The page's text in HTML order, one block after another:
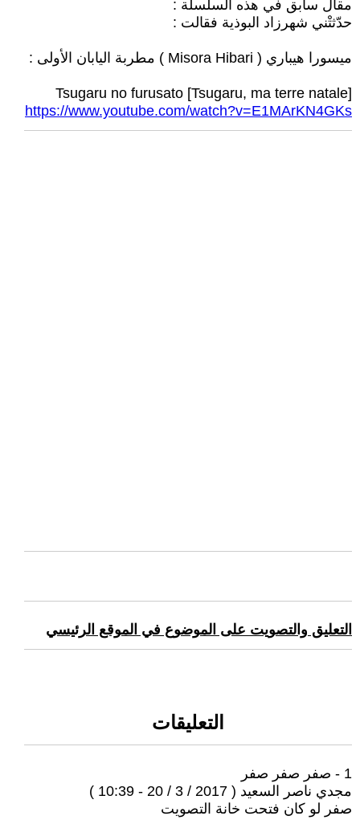
مقال سابق في هذه السلسلة :
حدّثتْني شهرزاد البوذية فقالت :
ميسورا هيباري ( Misora Hibari ) مطربة اليابان الأولى :
Tsugaru no furusato [Tsugaru, ma terre natale]
https://www.youtube.com/watch?v=E1MArKN4GKs
التعليق والتصويت على الموضوع في الموقع الرئيسي
التعليقات
1 - صفر صفر صفر
مجدي ناصر السعيد ( 2017 / 3 / 20 - 10:39 )
صفر لو كان فتحت خانة التصويت